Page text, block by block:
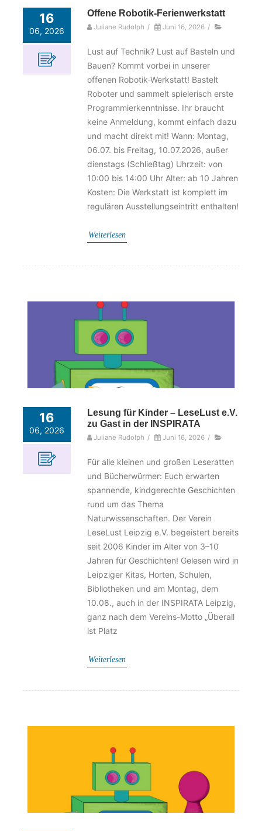
16
06, 2026
Offene Robotik-Ferienwerkstatt
Juliane Rudolph / Juni 16, 2026 /
Lust auf Technik? Lust auf Basteln und
Bauen? Kommt vorbei in unserer
offenen Robotik-Werkstatt! Bastelt
Roboter und sammelt spielerisch erste
Programmierkenntnisse. Ihr braucht
keine Anmeldung, kommt einfach dazu
und macht direkt mit! Wann: Montag,
06.07. bis Freitag, 10.07.2026, außer
dienstags (Schließtag) Uhrzeit: von
10:00 bis 14:00 Uhr Alter: ab 10 Jahren
Kosten: Die Werkstatt ist komplett im
regulären Ausstellungseintritt enthalten!
Weiterlesen
16
06, 2026
Lesung für Kinder – LeseLust e.V.
zu Gast in der INSPIRATA
Juliane Rudolph / Juni 16, 2026 /
Für alle kleinen und großen Leseratten
und Bücherwürmer: Euch erwarten
spannende, kindgerechte Geschichten
rund um das Thema
Naturwissenschaften. Der Verein
LeseLust Leipzig e.V. begeistert bereits
seit 2006 Kinder im Alter von 3–10
Jahren für Geschichten! Gelesen wird in
Leipziger Kitas, Horten, Schulen,
Bibliotheken und am Montag, dem
10.08., auch in der INSPIRATA Leipzig,
ganz nach dem Vereins-Motto „Überall
ist Platz
Weiterlesen